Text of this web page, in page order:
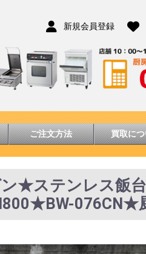
新規会員登録
ご注文方法 買取に
★ステンレス飯
076CN★